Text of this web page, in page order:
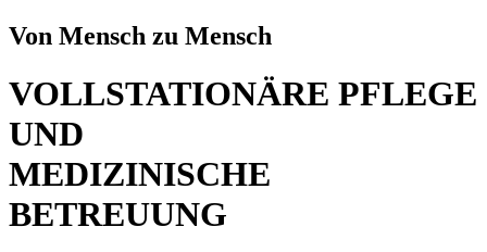
Von Mensch zu Mensch
VOLLSTATIONÄRE PFLEGE
UND
MEDIZINISCHE
BETREUUNG